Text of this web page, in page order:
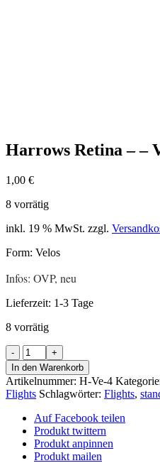
Harrows Retina – –
1,00 €
8 vorrätig
inkl. 19 % MwSt. zzgl.
Form: Velos
Infos: OVP, neu
Lieferzeit: 1-3 Tage
8 vorrätig
Harrows
Retina
-
-
Velos
-
-
smokey
Menge
In den Warenkorb
Artikelnummer: H-Ve-4
Flights Schlagwörter: Flights,
Auf Facebook teilen
Produkt twittern
Produkt anpinnen
Produkt mailen